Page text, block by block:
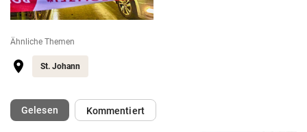
Ähnliche Themen
St. Johann
Gelesen(ausgewählt)Kommentiert